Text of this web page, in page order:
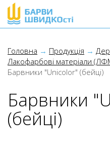
Головна Продукція
Лакофарбові матеріали
Барвники "Unicolor" (бейці)
Барвники
(бейці)